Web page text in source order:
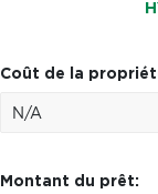
Coût de la
Montant du prêt: